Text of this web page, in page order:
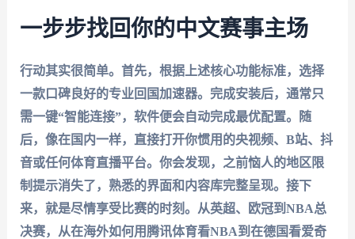
一步步找回你的中文赛事主场
行动其实很简单。首先，根据上述核心功能标准，选择
一款口碑良好的专业回国加速器。完成安装后，通常只
需一键“智能连接”，软件便会自动完成最优配置。随
后，像在国内一样，直接打开你惯用的央视频、B站、抖
音或任何体育直播平台。你会发现，之前恼人的地区限
制提示消失了，熟悉的界面和内容库完整呈现。接下
来，就是尽情享受比赛的时刻。从英超、欧冠到NBA总
决赛，从在海外如何用腾讯体育看NBA到 在德国看爱奇